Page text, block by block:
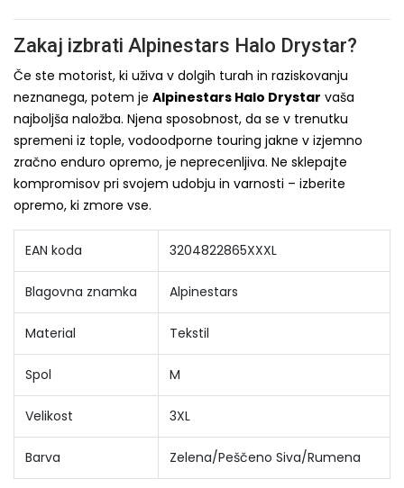
Zakaj izbrati Alpinestars Halo Drystar?
Če ste motorist, ki uživa v dolgih turah in raziskovanju
neznanega, potem je Alpinestars Halo Drystar vaša
najboljša naložba. Njena sposobnost, da se v trenutku
spremeni iz tople, vodoodporne touring jakne v izjemno
zračno enduro opremo, je neprecenljiva. Ne sklepajte
kompromisov pri svojem udobju in varnosti – izberite
opremo, ki zmore vse.
EAN koda 3204822865XXXL
Blagovna znamka Alpinestars
Material Tekstil
Spol M
Velikost 3XL
Barva Zelena/Peščeno Siva/Rumena